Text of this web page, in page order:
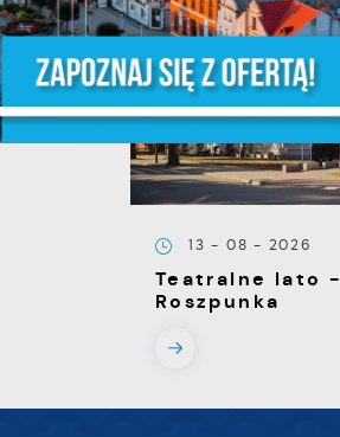
13 - 08 - 2026
Teatralne lato -
Roszpunka